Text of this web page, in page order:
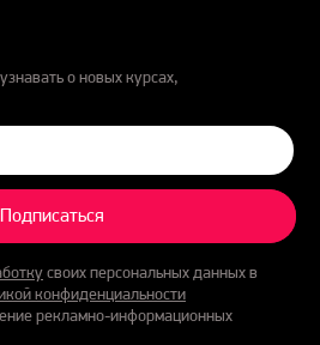
о новых курсах,
Подписаться
своих персональных данных в
конфиденциальности
рекламно-информационных